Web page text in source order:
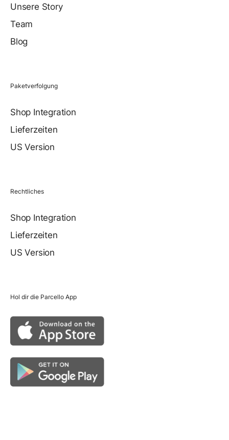
Unsere Story
Team
Blog
Paketverfolgung
Shop Integration
Lieferzeiten
US Version
Rechtliches
Shop Integration
Lieferzeiten
US Version
Hol dir die Parcello App